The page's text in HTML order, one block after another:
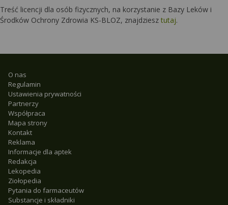
Treść licencji dla osób fizycznych, na korzystanie z Bazy Leków i
Środków Ochrony Zdrowia KS-BLOZ, znajdziesz tutaj.
O nas
Regulamin
Ustawienia prywatności
Partnerzy
Współpraca
Mapa strony
Kontakt
Reklama
Informacje dla aptek
Redakcja
Lekopedia
Ziołopedia
Pytania do farmaceutów
Substancje i składniki